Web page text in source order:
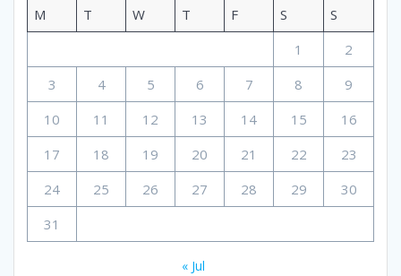
M T W T F S
S
1
2
3
4 5 6 7 8
9
10
11 12 13 14 15
16
17
18 19 20 21 22
23
24
25 26 27 28 29
30
31
« Jul